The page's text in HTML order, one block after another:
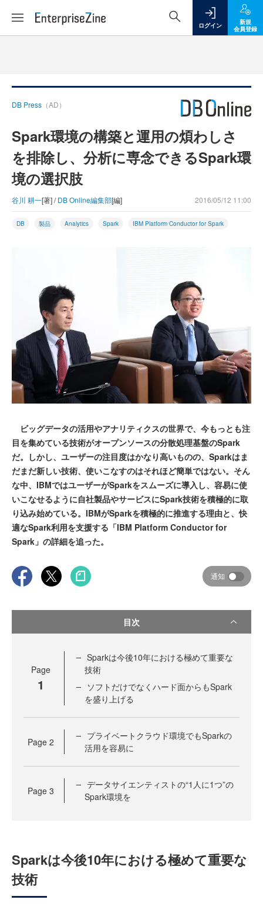
ログイン
新規
会員登録
DB Press （AD）
Spark環境の構築と運用の煩わしさ
を排除し、分析に専念できるSpark環
境の選択肢
谷川 耕一[著] /DB Online編集部[編] 2016/05/12 11:00
DB 製品 Analytics Spark IBM Platform Conductor for Spark
ビッグデータの活用やアナリティクスの世界で、今もっとも注
目を集めている技術がオープンソースの分散処理基盤のSpark
だ。しかし、ユーザーの注目度はかなり高いものの、Sparkはま
だまだ新しい技術、使いこなすのはそれほど簡単ではない。そん
な中、IBMではユーザーがSparkをスムーズに導入し、容易に使
いこなせるように自社製品やサービスにSpark技術を積極的に取
り込み始めている。IBMがSparkを積極的に推進する理由と、快
適なSpark利用を支援する「IBM Platform Conductor for
Spark」の詳細を追った。
通知
目次
Page
1
Sparkは今後10年における極めて重要な
技術
ソフトだけでなくハード面からもSpark
を盛り上げる
Page 2
プライベートクラウド環境でもSparkの
活用を容易に
Page 3
データサイエンティストの“1人に1つ”の
Spark環境を
Sparkは今後10年における極めて重要な
技術